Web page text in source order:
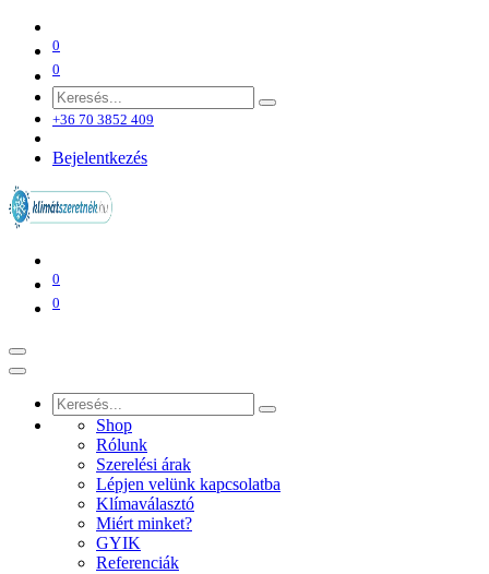
0
0
+36 70 3852 409
Bejelentkezés
0
0
Shop
Rólunk
Szerelési árak
Lépjen velünk kapcsolatba
Klímaválasztó
Miért minket?
GYIK
Referenciák